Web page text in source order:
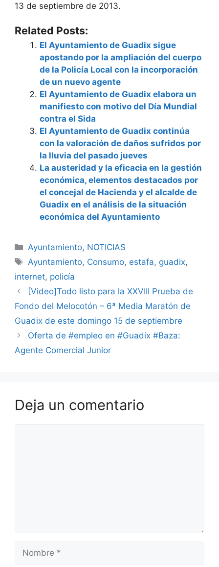
13 de septiembre de 2013.
Related Posts:
El Ayuntamiento de Guadix sigue
apostando por la ampliación del cuerpo
de la Policía Local con la incorporación
de un nuevo agente
El Ayuntamiento de Guadix elabora un
manifiesto con motivo del Día Mundial
contra el Sida
El Ayuntamiento de Guadix continúa
con la valoración de daños sufridos por
la lluvia del pasado jueves
La austeridad y la eficacia en la gestión
económica, elementos destacados por
el concejal de Hacienda y el alcalde de
Guadix en el análisis de la situación
económica del Ayuntamiento
Categorías
Ayuntamiento, NOTICIAS
Etiquetas
Ayuntamiento, Consumo, estafa, guadix,
internet, policía
[Video]Todo listo para la XXVIII Prueba de
Fondo del Melocotón – 6ª Media Maratón de
Guadix de este domingo 15 de septiembre
Oferta de #empleo en #Guadix #Baza:
Agente Comercial Junior
Deja un comentario
Nombre